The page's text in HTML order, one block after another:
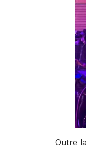
Outre